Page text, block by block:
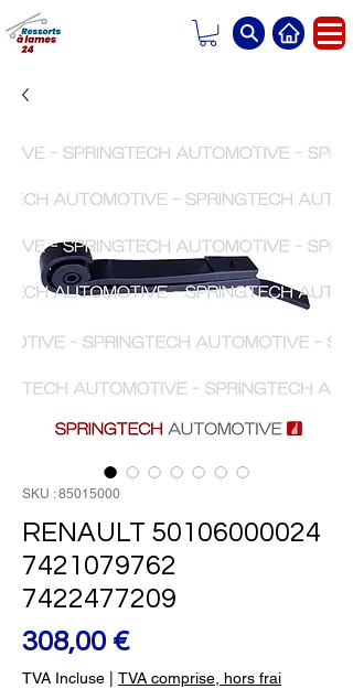
SKU : 85015000
RENAULT 50106000024
7421079762
7422477209
308,00 €Prix
TVA Incluse TVA comprise, hors frai